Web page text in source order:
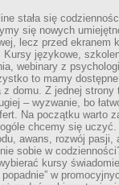
stała się
się nowych
lecz przed ekranem
Kursy językowe,
webinary z
to mamy
z domu. Z jednej strony
– wyzwanie, bo
Na początku warto
chcemy się
awans, rozwój pasji,
sobie w
kursy
popadnie” w